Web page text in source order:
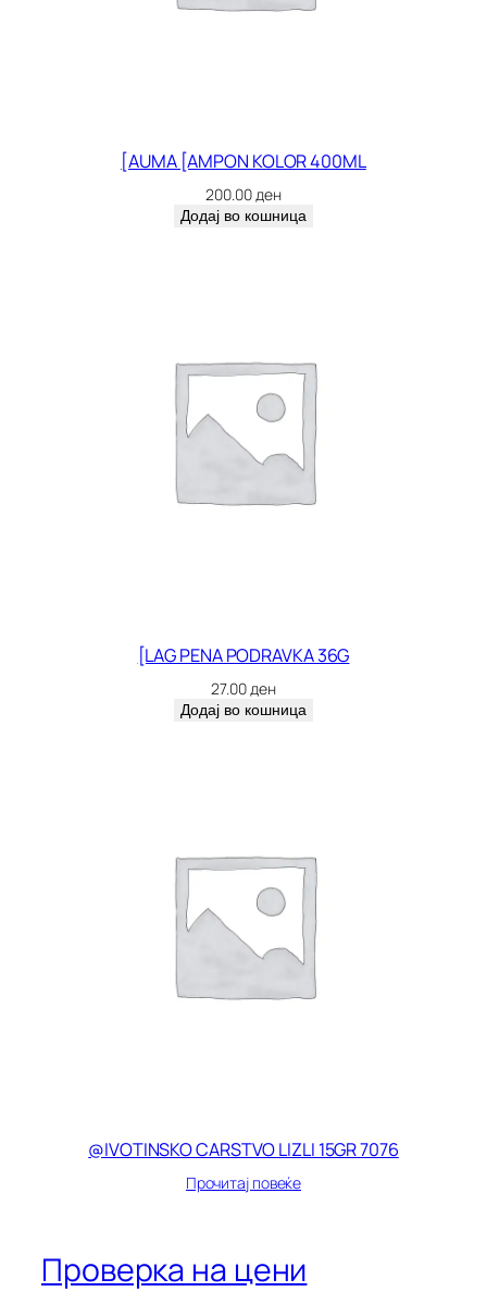
[AUMA [AMPON KOLOR 400ML
200.00ден
Додај во кошница
[LAG PENA PODRAVKA 36G
27.00ден
Додај во кошница
@IVOTINSKO CARSTVO LIZLI 15GR 7076
Прочитај повеќе
Проверка на цени